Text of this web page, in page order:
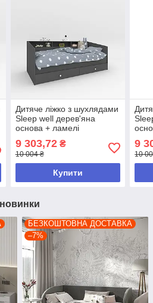
Дитяче ліжко з шухлядами
Sleep well дерев'яна
основа + ламелі
800х2032х1108 мм
Антрацит
9 303,72₴
10 004 ₴
Купити
9
10
новинки
БЕЗКОШТОВНА ДОСТАВКА
–7%